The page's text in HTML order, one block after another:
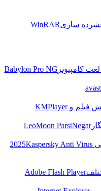
فشرده سازیWinRAR
Babylon Pro NG
فیلم وKMPlayer
LeoMoon ParsiNegar
Kaspersky Anti Virus
Adobe Flash Player